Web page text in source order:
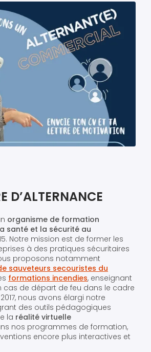
D’ALTERNANCE
organisme de formation
santé et la sécurité au
Notre mission est de former les
à des pratiques sécuritaires
proposons notamment
sauveteurs secouristes du
formations incendies, enseignant
cas de départ de feu dans le cadre
nous avons élargi notre
des outils pédagogiques
la réalité virtuelle
nos programmes de formation,
encore plus interactives et